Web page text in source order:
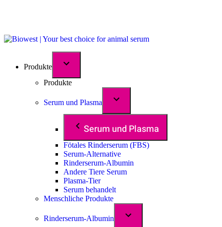
Produkte
Produkte
Serum und Plasma
Serum und Plasma
Fötales Rinderserum (FBS)
Serum-Alternative
Rinderserum-Albumin
Andere Tiere Serum
Plasma-Tier
Serum behandelt
Menschliche Produkte
Rinderserum-Albumin